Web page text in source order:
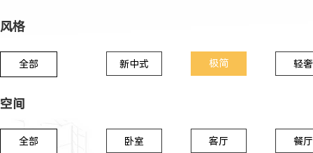
风格
全部 新中式 极简 轻奢
空间
全部 卧室 客厅 餐厅